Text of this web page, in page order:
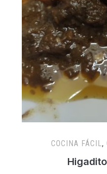
COCINA FÁCIL,